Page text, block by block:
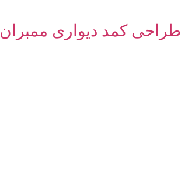
طراحی کمد دیواری ممبران